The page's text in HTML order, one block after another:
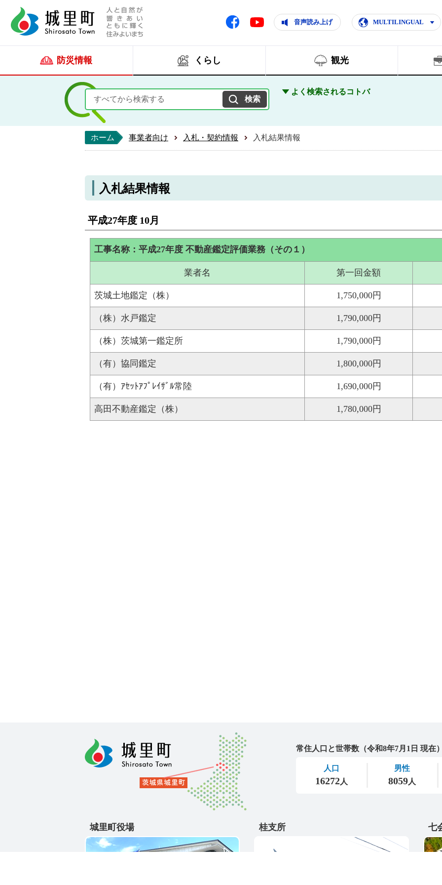
人と自然が響きあいともに輝く住みよいまち
Facebook Youtube 音声読み上げ MULTILINGUAL
防災情報 くらし 観光
よく検索されるコトバ
ホーム 事業者向け 入札・契約情報 入札結果情報
入札結果情報
平成27年度 10月
工事名称：平成27年度 不動産鑑定評価業務（その１）
業者名 第一回金額
茨城土地鑑定（株） 1,750,000円
（株）水戸鑑定 1,790,000円
（株）茨城第一鑑定所 1,790,000円
（有）協同鑑定 1,800,000円
（有）ｱｾｯﾄｱﾌﾟﾚｲｻﾞﾙ常陸 1,690,000円
高田不動産鑑定（株） 1,780,000円
城里町役場 桂支所 七